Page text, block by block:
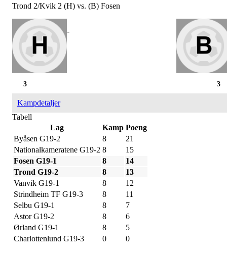
Trond 2/Kvik 2 (H) vs. (B) Fosen
-
3
3
Kampdetaljer
Tabell
Lag
Kamp Poeng
Byåsen G19-2
8
21
Nationalkameratene G19-2 8
15
Fosen G19-1
8
14
Trond G19-2
8
13
Vanvik G19-1
8
12
Strindheim TF G19-3
8
11
Selbu G19-1
8
7
Astor G19-2
8
6
Ørland G19-1
8
5
Charlottenlund G19-3
0 0